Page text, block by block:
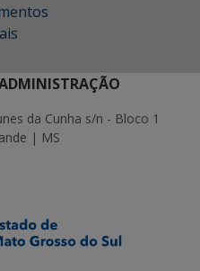
da Cunha s/n - Bloco 1
| MS